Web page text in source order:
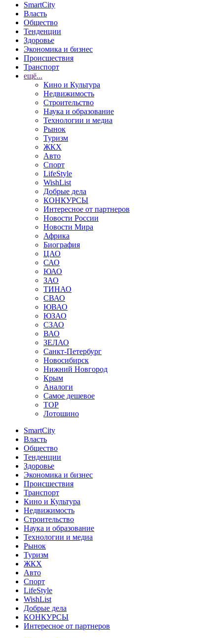
SmartCity
Власть
Общество
Тенденции
Здоровье
Экономика и бизнес
Происшествия
Транспорт
ещё...
Кино и Культура
Недвижимость
Строительство
Наука и образование
Технологии и медиа
Рынок
Туризм
ЖКХ
Авто
Спорт
LifeStyle
WishList
Добрые дела
КОНКУРСЫ
Интересное от партнеров
Новости России
Новости Мира
Африка
Биография
ЦАО
САО
ЮАО
ЗАО
ТИНАО
СВАО
ЮВАО
ЮЗАО
СЗАО
ВАО
ЗЕЛАО
Санкт-Петербург
Новосибирск
Нижний Новгород
Крым
Аналоги
Самое дешевое
TOP
Лотошино
SmartCity
Власть
Общество
Тенденции
Здоровье
Экономика и бизнес
Происшествия
Транспорт
Кино и Культура
Недвижимость
Строительство
Наука и образование
Технологии и медиа
Рынок
Туризм
ЖКХ
Авто
Спорт
LifeStyle
WishList
Добрые дела
КОНКУРСЫ
Интересное от партнеров